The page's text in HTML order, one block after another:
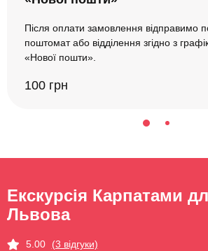
Після оплати замовлення відправимо
поштомат або відділення згідно з
«Нової пошти».
100 грн
Екскурсія Карпатами
Львова
5.00 (3 відгуки)